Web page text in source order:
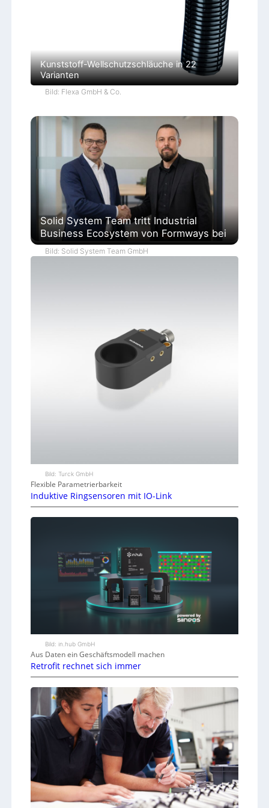
Kunststoff-Wellschutzschläuche in 22
Varianten
Bild: Flexa GmbH & Co.
Solid System Team tritt Industrial
Business Ecosystem von Formways bei
Bild: Solid System Team GmbH
Bild: Turck GmbH
Flexible Parametrierbarkeit
Induktive Ringsensoren mit IO-Link
Bild: in.hub GmbH
Aus Daten ein Geschäftsmodell machen
Retrofit rechnet sich immer